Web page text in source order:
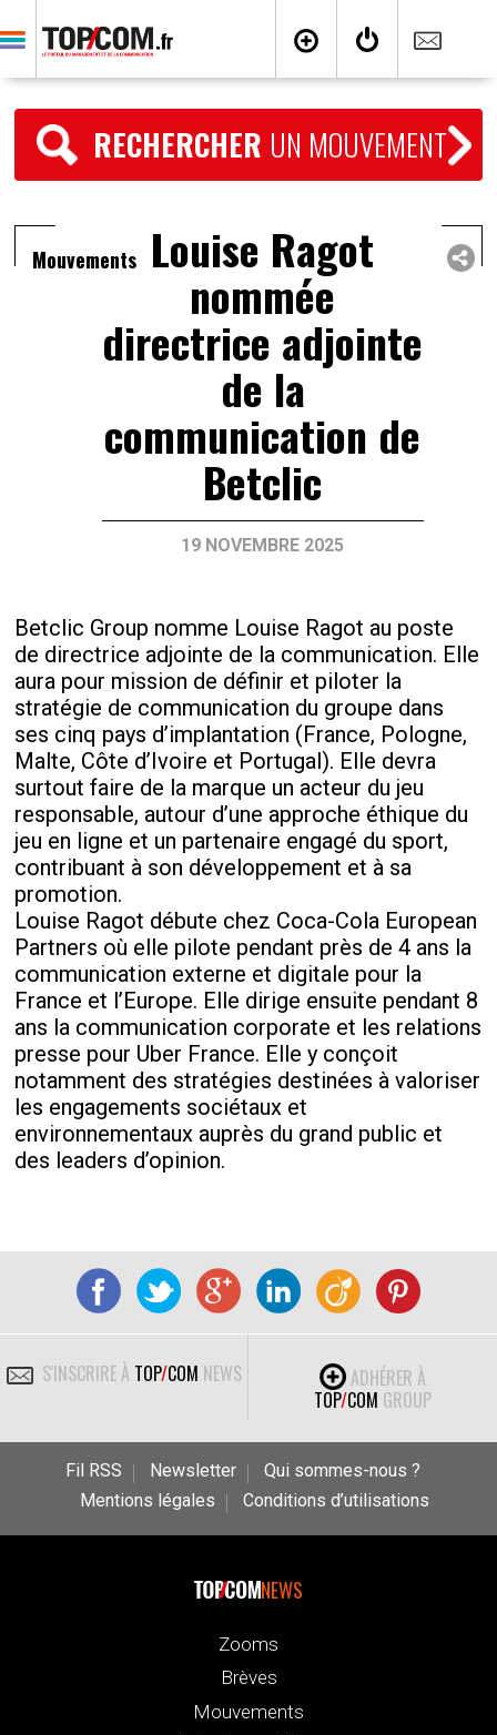
RECHERCHER UN MOUVEMENT
Mouvements Louise Ragot
nommée
directrice adjointe
de la
communication de
Betclic
19 NOVEMBRE 2025
Betclic Group nomme Louise Ragot au poste
de directrice adjointe de la communication. Elle
aura pour mission de définir et piloter la
stratégie de communication du groupe dans
ses cinq pays d’implantation (France, Pologne,
Malte, Côte d’Ivoire et Portugal). Elle devra
surtout faire de la marque un acteur du jeu
responsable, autour d’une approche éthique du
jeu en ligne et un partenaire engagé du sport,
contribuant à son développement et à sa
promotion.
Louise Ragot débute chez Coca-Cola European
Partners où elle pilote pendant près de 4 ans la
communication externe et digitale pour la
France et l’Europe. Elle dirige ensuite pendant 8
ans la communication corporate et les relations
presse pour Uber France. Elle y conçoit
notamment des stratégies destinées à valoriser
les engagements sociétaux et
environnementaux auprès du grand public et
des leaders d’opinion.
S'INSCRIRE À TOP/COM NEWS
ADHÉRER À
TOP/COM GROUP
Fil RSS Newsletter
Qui sommes-nous ?
Mentions légales
Conditions d’utilisations
NEWS
Zooms
Brèves
Mouvements